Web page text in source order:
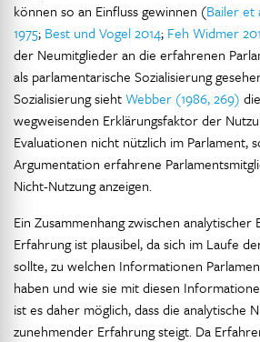
können so an Einfluss gewinnen (Bailer et
1975; Best und Vogel 2014; Feh Widmer
der Neumitglieder an die erfahrenen
als parlamentarische Sozialisierung
Sozialisierung siehtWebber (1986, 269)
wegweisenden Erklärungsfaktor der
Evaluationen nicht nützlich im Parlament,
Argumentation erfahrene
Nicht-Nutzung anzeigen.
Ein Zusammenhang zwischen analytischer
Erfahrung ist plausibel, da sich im Laufe
sollte, zu welchen Informationen
haben und wie sie mit diesen
ist es daher möglich, dass die analytische
zunehmender Erfahrung steigt. Da